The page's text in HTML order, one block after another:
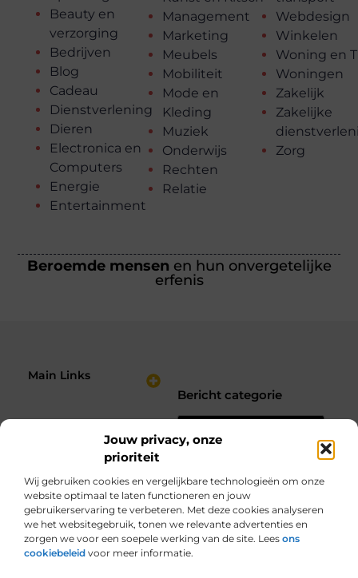
Jouw privacy, onze
prioriteit
Wij gebruiken cookies en vergelijkbare technologieën om onze
website optimaal te laten functioneren en jouw
gebruikerservaring te verbeteren. Met deze cookies analyseren
we het websitegebruik, tonen we relevante advertenties en
zorgen we voor een soepele werking van de site. Lees ons
cookiebeleid voor meer informatie.
Beauty en
verzorging
Bedrijven
Blog
Cadeau
Dienstverlening
Dieren
Electronica en
Computers
Energie
Entertainment
Management
Marketing
Meubels
Mobiliteit
Mode en
Kleding
Muziek
Onderwijs
Rechten
Relatie
Webdesign
Winkelen
Woning en
Woningen
Zakelijk
Zakelijke
Zorg
Beroemde mensen en hun onvergetelijke
erfenis
Main Links
Bericht categorie
Van alles wat, voor jou verzameld.